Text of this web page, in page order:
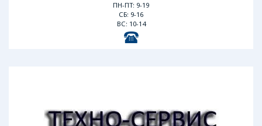
ПН-ПТ: 9-19
СБ: 9-16
ВС: 10-14